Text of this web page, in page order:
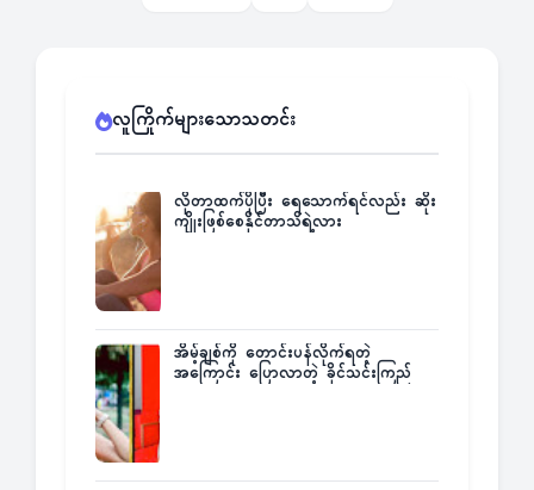
လူကြိုက်များသောသတင်း
လိုတာထက်ပိုပြီး ရေသောက်ရင်လည်း ဆိုး
ကျိုးဖြစ်စေနိုင်တာသိရဲ့လား
အိမ့်ချစ်ကို တောင်းပန်လိုက်ရတဲ့
အကြောင်း ပြောလာတဲ့ ခိုင်သင်းကြည်